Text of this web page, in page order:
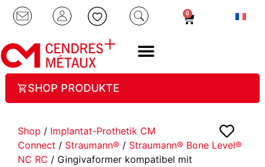
0
SHOP PRODUKTE
Shop / Implantat-Prothetik CM
Connect / Straumann® / Straumann® Bone Level®
NC RC / Gingivaformer kompatibel mit